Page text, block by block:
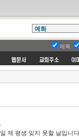
제목
제 평생 잊지 못할 날입